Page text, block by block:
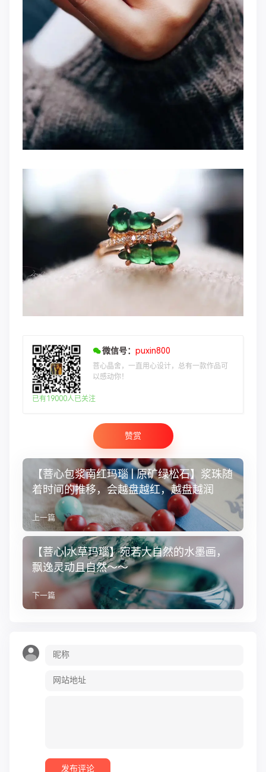
微信号： puxin800
菩心晶舍，一直用心设计，总有一款作品可
以感动你！
已有19000人已关注
赞赏
【菩心包浆南红玛瑙 | 原矿绿松石】浆珠随
着时间的推移，会越盘越红，越盘越润
上一篇
【菩心|水草玛瑙】宛若大自然的水墨画，
飘逸灵动且自然～～
下一篇